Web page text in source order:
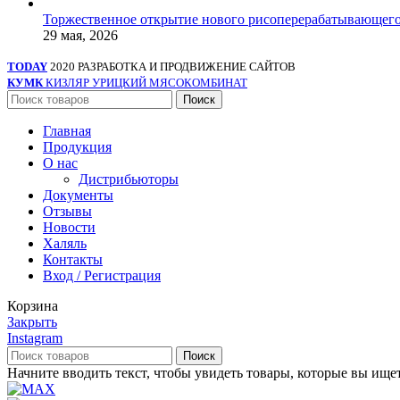
Торжественное открытие нового
29 мая, 2026
TODAY 2020 РАЗРАБОТКА И ПРОДВИЖЕНИЕ САЙТОВ
КУМККИЗЛЯР УРИЦКИЙ МЯСОКОМБИНАТ
Поиск
Главная
Продукция
О нас
Дистрибьюторы
Документы
Отзывы
Новости
Халяль
Контакты
Вход / Регистрация
Корзина
Закрыть
Instagram
Поиск
Начните вводить текст, чтобы увидеть товары, которые вы